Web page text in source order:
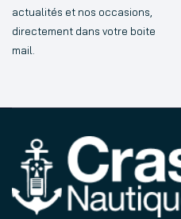
actualités et nos occasions,
directement dans votre boite
mail.